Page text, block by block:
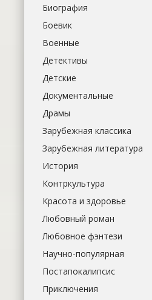
Биография
Боевик
Военные
Детективы
Детские
Документальные
Драмы
Зарубежная классика
Зарубежная литература
История
Контркультура
Красота и здоровье
Любовный роман
Любовное фэнтези
Научно-популярная
Постапокалипсис
Приключения